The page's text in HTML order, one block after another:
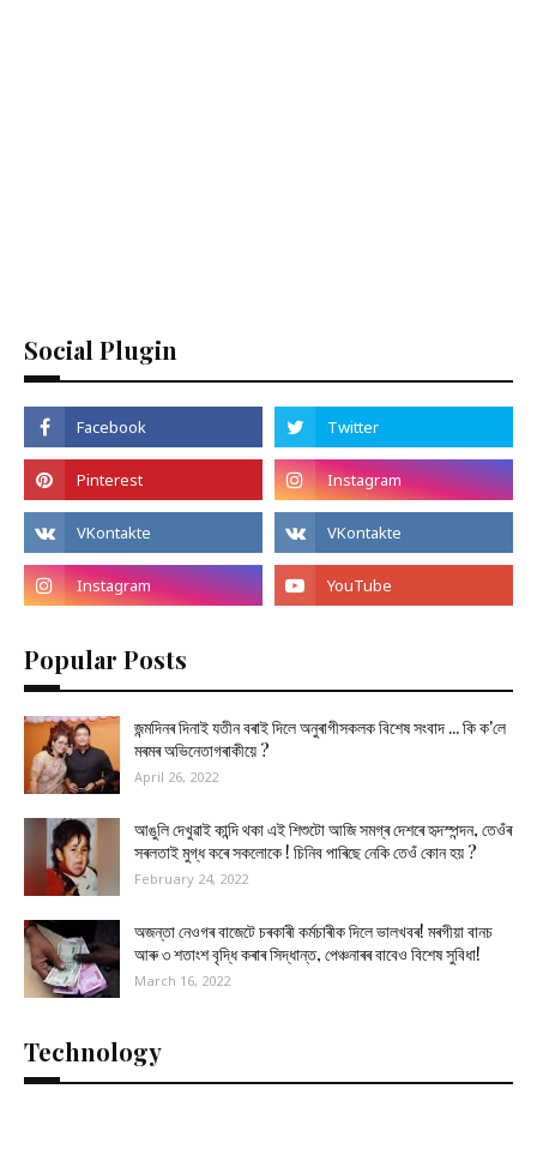
Social Plugin
Popular Posts
জন্মদিনৰ দিনাই যতীন বৰাই দিলে অনুৰাগীসকলক বিশেষ সংবাদ ... কি ক'লে
মৰমৰ অভিনেতাগৰাকীয়ে ?
April 26, 2022
আঙুলি দেখুৱাই কান্দি থকা এই শিশুটো আজি সমগ্ৰ দেশৰে হৃদস্পন্দন, তেওঁৰ
সৰলতাই মুগ্ধ কৰে সকলোকে ! চিনিব পাৰিছে নেকি তেওঁ কোন হয় ?
February 24, 2022
অজন্তা নেওগৰ বাজেটে চৰকাৰী কৰ্মচাৰীক দিলে ভালখবৰ! মৰগীয়া বানচ
আৰু ৩ শতাংশ বৃদ্ধি কৰাৰ সিদ্ধান্ত, পেঞ্চনাৰৰ বাবেও বিশেষ সুবিধা!
March 16, 2022
Technology